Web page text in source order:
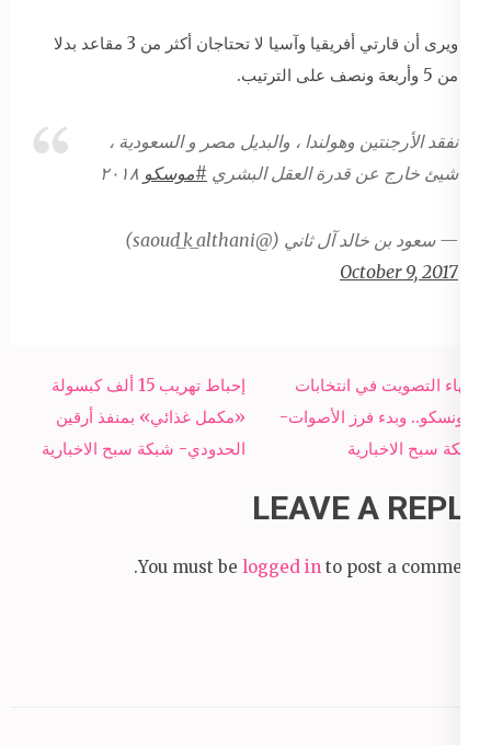
ويرى أن قارتي أفريقيا وآسيا لا تحتاجان أكثر من 3 مقاعد بدلا
من 5 وأربعة ونصف على الترتيب.
نفقد الأرجنتين وهولندا ، والبديل مصر و السعودية ،
شيئ خارج عن قدرة العقل البشري #موسكو
— سعود بن خالد آل ثاني (@saoud_k_althani)
October 9, 2017
Post
navigation
إحباط تهريب 15 ألف كبسولة
«مكمل غذائي» بمنفذ أرقين
الحدودي- شبكة سبح الاخبارية
انتهاء التصويت في انتخابات
اليونسكو.. وبدء فرز الأصوات-
شبكة سبح الاخبارية
LEAVE A REPLY
You must be logged in to post a comment.